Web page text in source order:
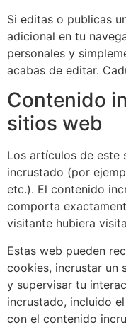
Si editas o publicas
adicional en tu
personales y
acabas de editar.
Contenido
sitios web
Los artículos de este
incrustado (por
etc.). El contenido
comporta
visitante hubiera
Estas web pueden
cookies, incrustar un
y supervisar tu
incrustado, incluido
con el contenido